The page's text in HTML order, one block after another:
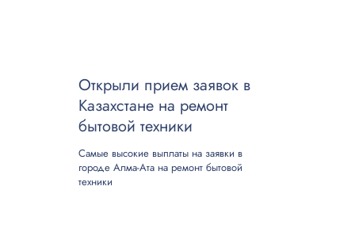
Открыли прием заявок в
Казахстане на ремонт
бытовой техники
Самые высокие выплаты на заявки в
городе Алма-Ата на ремонт бытовой
техники